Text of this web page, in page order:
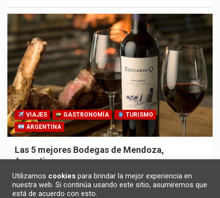
VIAJES GASTRONOMÍA
TURISMO
ARGENTINA
Las 5 mejores Bodegas de Mendoza,
Argentina
30/10/2025 Redacción
Utilizamos cookies para brindar la mejor experiencia en
nuestra web. Si continúa usando este sitio, asumiremos que
está de acuerdo con esto.